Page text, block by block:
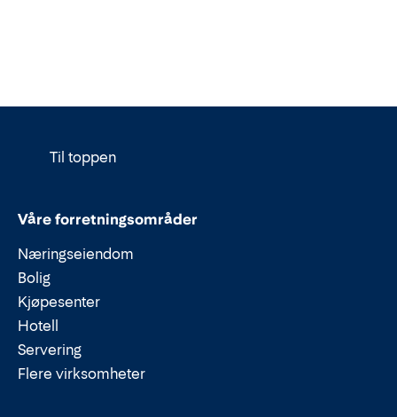
Til toppen
Våre forretningsområder
Næringseiendom
Bolig
Kjøpesenter
Hotell
Servering
Flere virksomheter